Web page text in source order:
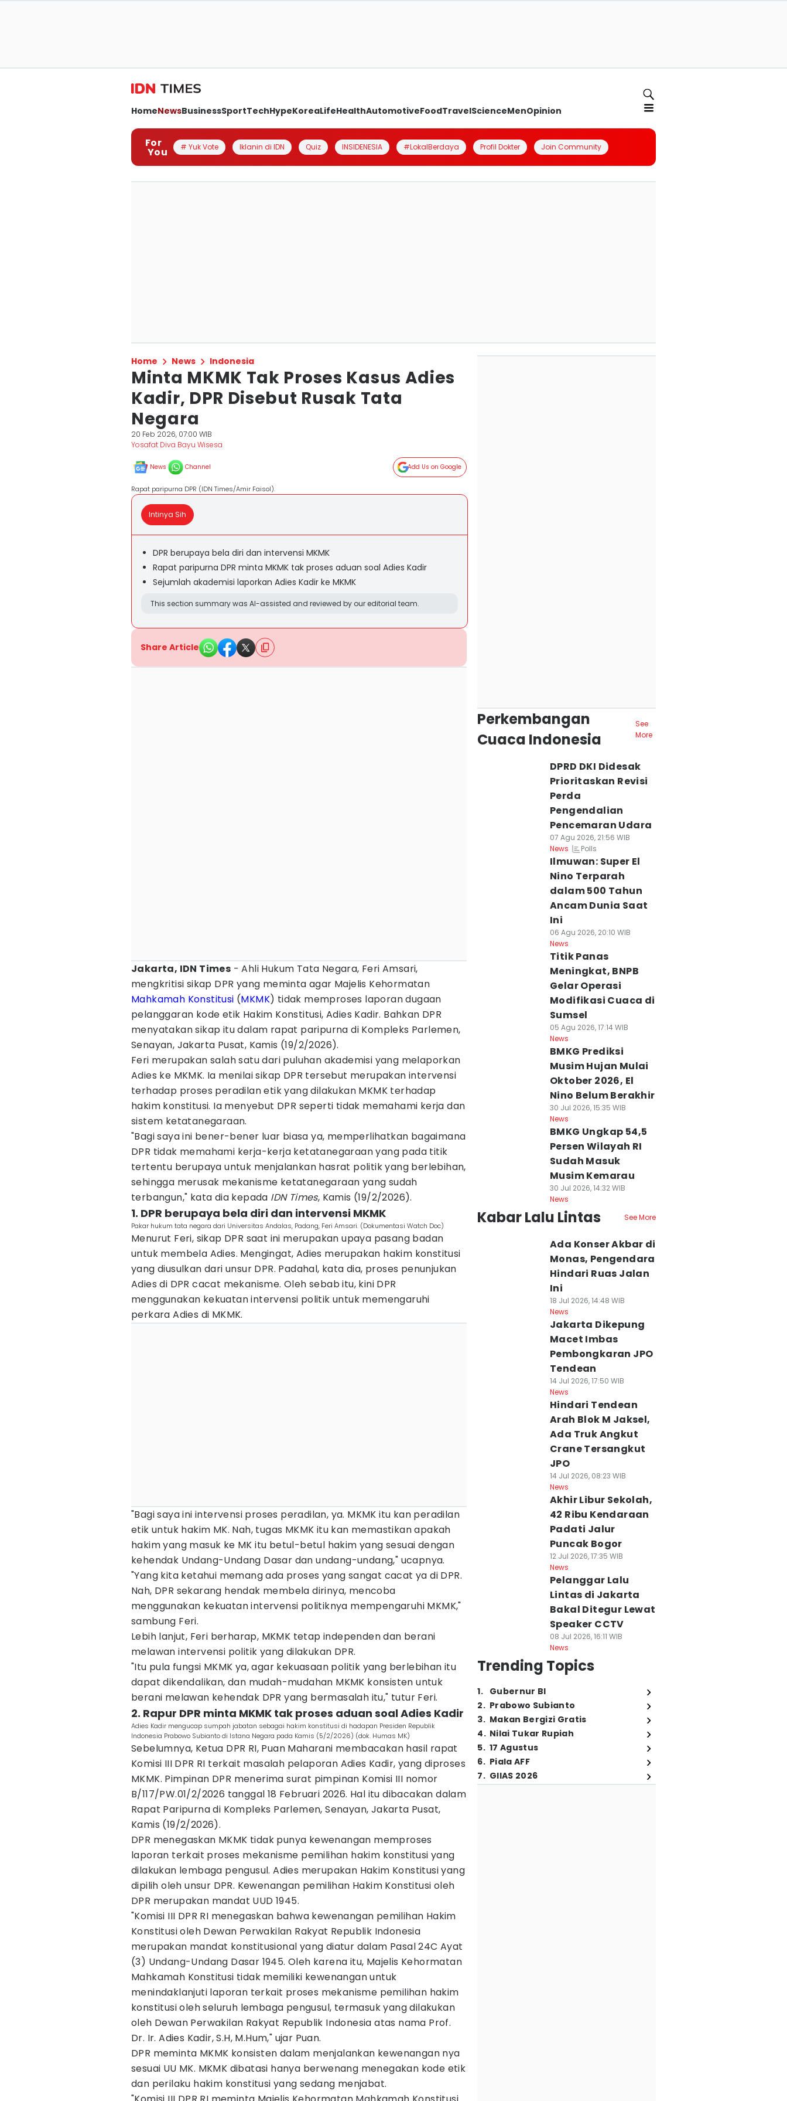
HomeNewsBusinessSportTechHypeKoreaLifeHealthAutomotiveFoodTravelScienceMenOpinion
For
You # Yuk Vote Iklanin di IDN Quiz INSIDENESIA #LokalBerdaya Profil Dokter Join Community
Home News Indonesia
Minta MKMK Tak Proses Kasus Adies
Kadir, DPR Disebut Rusak Tata
Negara
20 Feb 2026, 07:00 WIB
Yosafat Diva Bayu Wisesa
News Channel Add Us on Google
Rapat paripurna DPR (IDN Times/Amir Faisol).
Intinya Sih
DPR berupaya bela diri dan intervensi MKMK
Rapat paripurna DPR minta MKMK tak proses aduan soal Adies Kadir
Sejumlah akademisi laporkan Adies Kadir ke MKMK
This section summary was AI-assisted and reviewed by our editorial team.
Share Article
Jakarta, IDN Times - Ahli Hukum Tata Negara, Feri Amsari,
mengkritisi sikap DPR yang meminta agar Majelis Kehormatan
Mahkamah Konstitusi (MKMK) tidak memproses laporan dugaan
pelanggaran kode etik Hakim Konstitusi, Adies Kadir. Bahkan DPR
menyatakan sikap itu dalam rapat paripurna di Kompleks Parlemen,
Senayan, Jakarta Pusat, Kamis (19/2/2026).
Feri merupakan salah satu dari puluhan akademisi yang melaporkan
Adies ke MKMK. Ia menilai sikap DPR tersebut merupakan intervensi
terhadap proses peradilan etik yang dilakukan MKMK terhadap
hakim konstitusi. Ia menyebut DPR seperti tidak memahami kerja dan
sistem ketatanegaraan.
"Bagi saya ini bener-bener luar biasa ya, memperlihatkan bagaimana
DPR tidak memahami kerja-kerja ketatanegaraan yang pada titik
tertentu berupaya untuk menjalankan hasrat politik yang berlebihan,
sehingga merusak mekanisme ketatanegaraan yang sudah
terbangun," kata dia kepada IDN Times, Kamis (19/2/2026).
1. DPR berupaya bela diri dan intervensi MKMK
Pakar hukum tata negara dari Universitas Andalas, Padang, Feri Amsari. (Dokumentasi Watch Doc)
Menurut Feri, sikap DPR saat ini merupakan upaya pasang badan
untuk membela Adies. Mengingat, Adies merupakan hakim konstitusi
yang diusulkan dari unsur DPR. Padahal, kata dia, proses penunjukan
Adies di DPR cacat mekanisme. Oleh sebab itu, kini DPR
menggunakan kekuatan intervensi politik untuk memengaruhi
perkara Adies di MKMK.
"Bagi saya ini intervensi proses peradilan, ya. MKMK itu kan peradilan
etik untuk hakim MK. Nah, tugas MKMK itu kan memastikan apakah
hakim yang masuk ke MK itu betul-betul hakim yang sesuai dengan
kehendak Undang-Undang Dasar dan undang-undang," ucapnya.
"Yang kita ketahui memang ada proses yang sangat cacat ya di DPR.
Nah, DPR sekarang hendak membela dirinya, mencoba
menggunakan kekuatan intervensi politiknya mempengaruhi MKMK,"
sambung Feri.
Lebih lanjut, Feri berharap, MKMK tetap independen dan berani
melawan intervensi politik yang dilakukan DPR.
"Itu pula fungsi MKMK ya, agar kekuasaan politik yang berlebihan itu
dapat dikendalikan, dan mudah-mudahan MKMK konsisten untuk
berani melawan kehendak DPR yang bermasalah itu," tutur Feri.
2. Rapur DPR minta MKMK tak proses aduan soal Adies Kadir
Adies Kadir mengucap sumpah jabatan sebagai hakim konstitusi di hadapan Presiden Republik
Indonesia Prabowo Subianto di Istana Negara pada Kamis (5/2/2026) (dok. Humas MK)
Sebelumnya, Ketua DPR RI, Puan Maharani membacakan hasil rapat
Komisi III DPR RI terkait masalah pelaporan Adies Kadir, yang diproses
MKMK. Pimpinan DPR menerima surat pimpinan Komisi III nomor
B/117/PW.01/2/2026 tanggal 18 Februari 2026. Hal itu dibacakan dalam
Rapat Paripurna di Kompleks Parlemen, Senayan, Jakarta Pusat,
Kamis (19/2/2026).
DPR menegaskan MKMK tidak punya kewenangan memproses
laporan terkait proses mekanisme pemilihan hakim konstitusi yang
dilakukan lembaga pengusul. Adies merupakan Hakim Konstitusi yang
dipilih oleh unsur DPR. Kewenangan pemilihan Hakim Konstitusi oleh
DPR merupakan mandat UUD 1945.
"Komisi III DPR RI menegaskan bahwa kewenangan pemilihan Hakim
Konstitusi oleh Dewan Perwakilan Rakyat Republik Indonesia
merupakan mandat konstitusional yang diatur dalam Pasal 24C Ayat
(3) Undang-Undang Dasar 1945. Oleh karena itu, Majelis Kehormatan
Mahkamah Konstitusi tidak memiliki kewenangan untuk
menindaklanjuti laporan terkait proses mekanisme pemilihan hakim
konstitusi oleh seluruh lembaga pengusul, termasuk yang dilakukan
oleh Dewan Perwakilan Rakyat Republik Indonesia atas nama Prof.
Dr. Ir. Adies Kadir, S.H, M.Hum," ujar Puan.
DPR meminta MKMK konsisten dalam menjalankan kewenangan nya
sesuai UU MK. MKMK dibatasi hanya berwenang menegakan kode etik
dan perilaku hakim konstitusi yang sedang menjabat.
Perkembangan
Cuaca Indonesia
See
More
DPRD DKI Didesak
Prioritaskan Revisi
Perda
Pengendalian
Pencemaran Udara
07 Agu 2026, 21:56 WIB
News
Polls
Ilmuwan: Super El
Nino Terparah
dalam 500 Tahun
Ancam Dunia Saat
Ini
06 Agu 2026, 20:10 WIB
News
Titik Panas
Meningkat, BNPB
Gelar Operasi
Modifikasi Cuaca di
Sumsel
05 Agu 2026, 17:14 WIB
News
BMKG Prediksi
Musim Hujan Mulai
Oktober 2026, El
Nino Belum Berakhir
30 Jul 2026, 15:35 WIB
News
BMKG Ungkap 54,5
Persen Wilayah RI
Sudah Masuk
Musim Kemarau
30 Jul 2026, 14:32 WIB
News
Kabar Lalu Lintas See More
Ada Konser Akbar di
Monas, Pengendara
Hindari Ruas Jalan
Ini
18 Jul 2026, 14:48 WIB
News
Jakarta Dikepung
Macet Imbas
Pembongkaran JPO
Tendean
14 Jul 2026, 17:50 WIB
News
Hindari Tendean
Arah Blok M Jaksel,
Ada Truk Angkut
Crane Tersangkut
JPO
14 Jul 2026, 08:23 WIB
News
Akhir Libur Sekolah,
42 Ribu Kendaraan
Padati Jalur
Puncak Bogor
12 Jul 2026, 17:35 WIB
News
Pelanggar Lalu
Lintas di Jakarta
Bakal Ditegur Lewat
Speaker CCTV
08 Jul 2026, 16:11 WIB
News
Trending Topics
1. Gubernur BI
2. Prabowo Subianto
3. Makan Bergizi Gratis
4. Nilai Tukar Rupiah
5. 17 Agustus
6. Piala AFF
7. GIIAS 2026